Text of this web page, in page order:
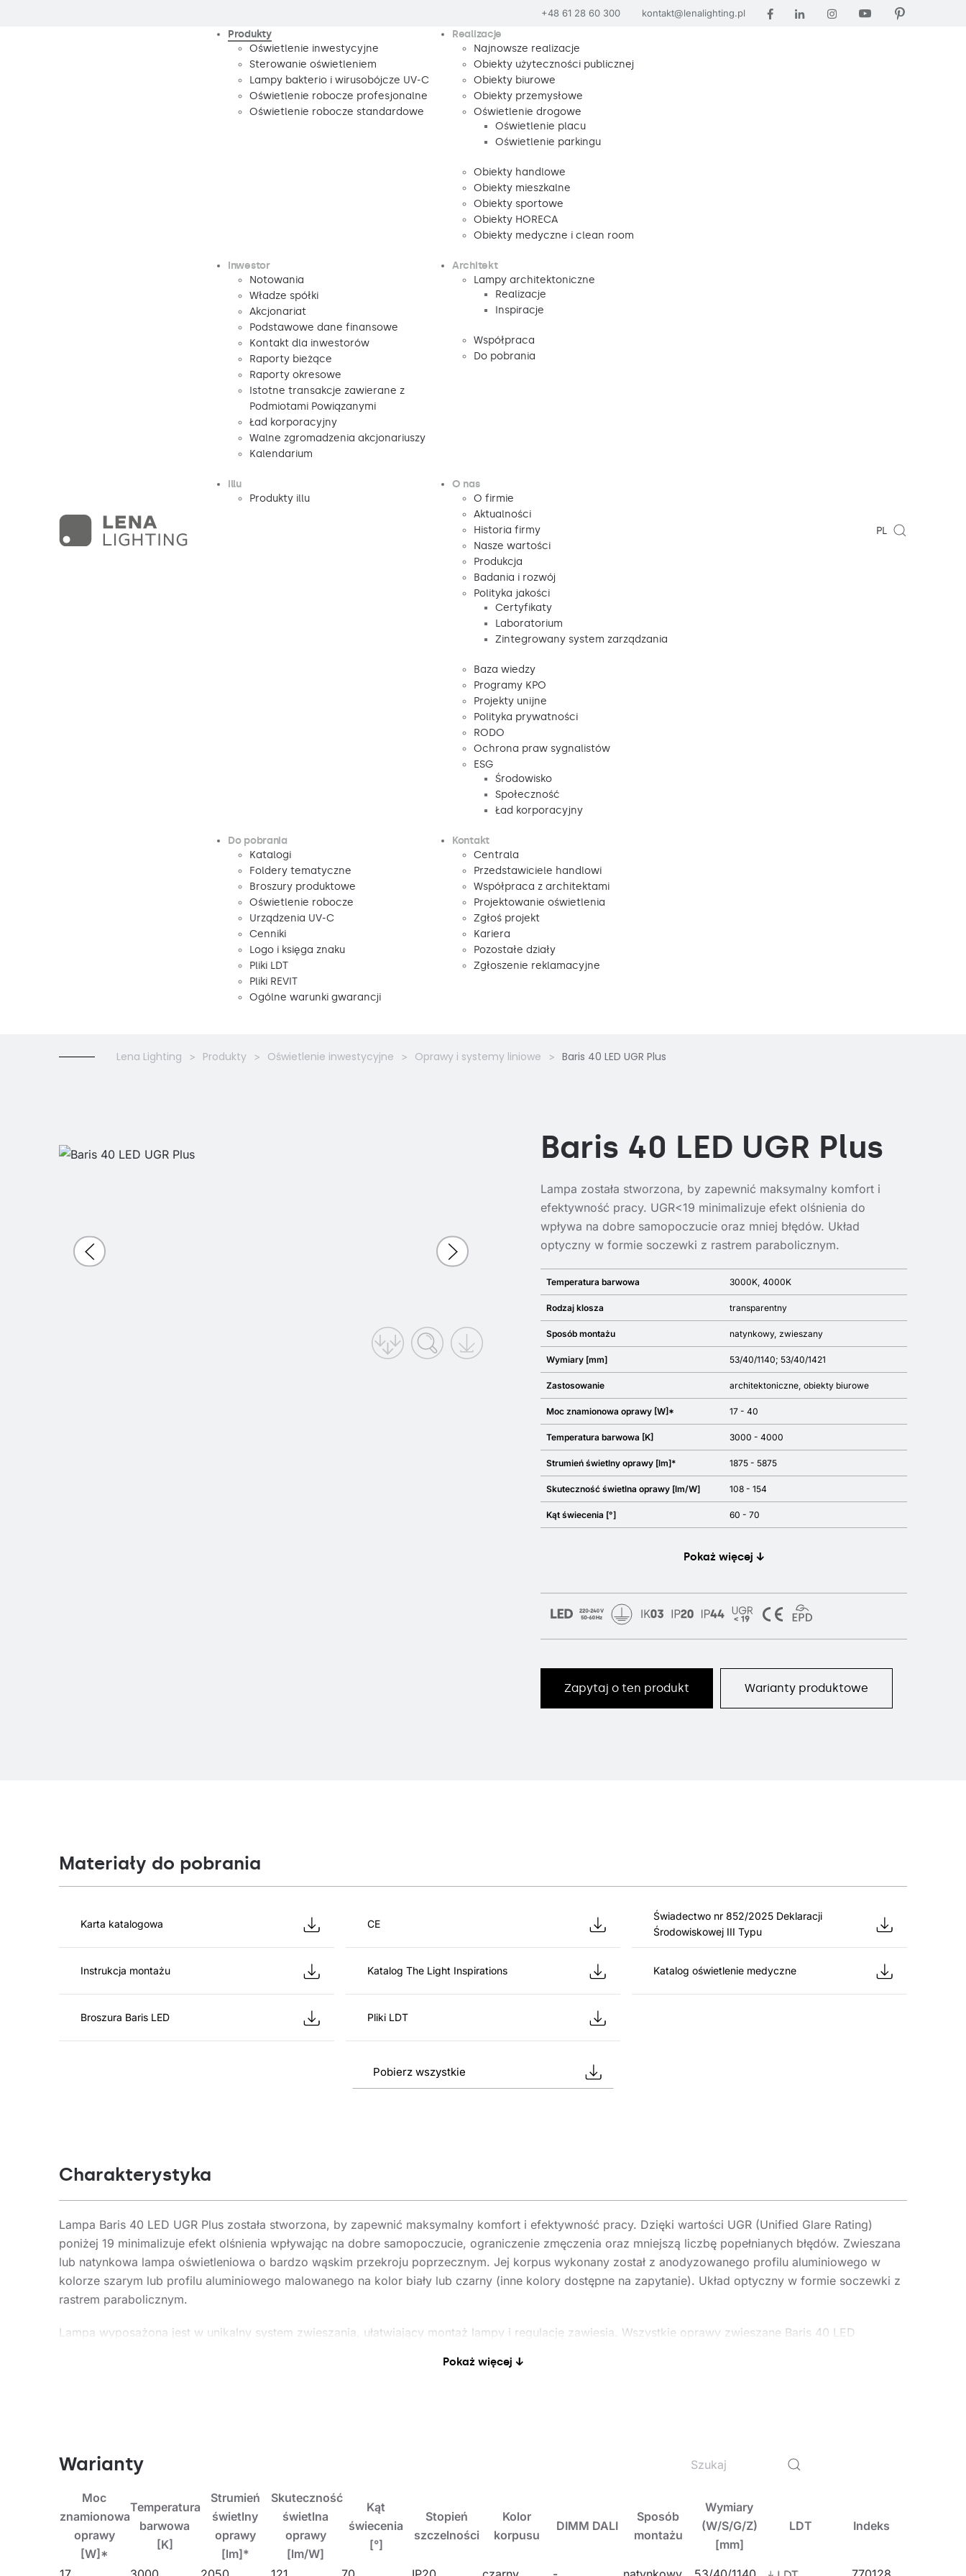
+48 61 28 60 300 kontakt@lenalighting.pl
Produkty
Oświetlenie inwestycyjne
Sterowanie oświetleniem
Lampy bakterio i wirusobójcze UV-C
Oświetlenie robocze profesjonalne
Oświetlenie robocze standardowe
Realizacje
Najnowsze realizacje
Obiekty użyteczności publicznej
Obiekty biurowe
Obiekty przemysłowe
Oświetlenie drogowe
Oświetlenie placu
Oświetlenie parkingu
Obiekty handlowe
Obiekty mieszkalne
Obiekty sportowe
Obiekty HORECA
Obiekty medyczne i clean room
Inwestor
Notowania
Władze spółki
Akcjonariat
Podstawowe dane finansowe
Kontakt dla inwestorów
Raporty bieżące
Raporty okresowe
Istotne transakcje zawierane z
Podmiotami Powiązanymi
Ład korporacyjny
Walne zgromadzenia akcjonariuszy
Kalendarium
Architekt
Lampy architektoniczne
Realizacje
Inspiracje
Współpraca
Do pobrania
illu
Produkty illu
O nas
O firmie
Aktualności
Historia firmy
Nasze wartości
Produkcja
Badania i rozwój
Polityka jakości
Certyfikaty
Laboratorium
Zintegrowany system zarządzania
Baza wiedzy
Programy KPO
Projekty unijne
Polityka prywatności
RODO
Ochrona praw sygnalistów
ESG
Środowisko
Społeczność
Ład korporacyjny
Do pobrania
Katalogi
Foldery tematyczne
Broszury produktowe
Oświetlenie robocze
Urządzenia UV-C
Cenniki
Logo i księga znaku
Pliki LDT
Pliki REVIT
Ogólne warunki gwarancji
Kontakt
Centrala
Przedstawiciele handlowi
Współpraca z architektami
Projektowanie oświetlenia
Zgłoś projekt
Kariera
Pozostałe działy
Zgłoszenie reklamacyjne
PL
Lena Lighting Produkty Oświetlenie inwestycyjne Oprawy i systemy liniowe Baris 40 LED UGR Plus
Baris 40 LED UGR Plus
Lampa została stworzona, by zapewnić maksymalny komfort i
efektywność pracy. UGR<19 minimalizuje efekt olśnienia do
wpływa na dobre samopoczucie oraz mniej błędów. Układ
optyczny w formie soczewki z rastrem parabolicznym.
Temperatura barwowa 3000K 4000K
Rodzaj klosza transparentny
Sposób montażu natynkowy zwieszany
Wymiary [mm] 53/40/1140; 53/40/1421
Zastosowanie architektoniczne obiekty biurowe
Moc znamionowa oprawy [W]* 17 - 40
Temperatura barwowa [K] 3000 - 4000
Strumień świetlny oprawy [lm]* 1875 - 5875
Skuteczność świetlna oprawy [lm/W] 108 - 154
Kąt świecenia [°] 60 - 70
Pokaż więcej ↓
Zapytaj o ten produkt Warianty produktowe
Materiały do pobrania
Karta katalogowa CE
Świadectwo nr 852/2025 Deklaracji
Środowiskowej III Typu
Instrukcja montażu Katalog The Light Inspirations Katalog oświetlenie medyczne
Broszura Baris LED Pliki LDT
Pobierz wszystkie
Charakterystyka
Lampa Baris 40 LED UGR Plus została stworzona, by zapewnić maksymalny komfort i efektywność pracy. Dzięki wartości UGR (Unified Glare Rating)
poniżej 19 minimalizuje efekt olśnienia wpływając na dobre samopoczucie, ograniczenie zmęczenia oraz mniejszą liczbę popełnianych błędów. Zwieszana
lub natynkowa lampa oświetleniowa o bardzo wąskim przekroju poprzecznym. Jej korpus wykonany został z anodyzowanego profilu aluminiowego w
kolorze szarym lub profilu aluminiowego malowanego na kolor biały lub czarny (inne kolory dostępne na zapytanie). Układ optyczny w formie soczewki z
rastrem parabolicznym.
Lampa wyposażona jest w unikalny system zwieszania, ułatwiający montaż lampy i regulację zawiesia. Wszystkie oprawy zwieszane Baris 40 LED
wzroku. Unikalne wzornictwo, energooszczędne moduły LED oraz możliwość współpracy z zewnętrznymi systemami sterowania oświetleniem w
standardzie DALI dedykują lampę do zastosowania w nowoczesnych biurowcach klasy A+, ze szczególnym uwzględnieniem pomieszczeń
reprezentacyjnych.
Pokaż więcej ↓
Warianty
Moc
znamionowa
oprawy
[W]*
Temperatura
barwowa
[K]
Strumień
świetlny
oprawy
[lm]*
Skuteczność
świetlna
oprawy
[lm/W]
Kąt
świecenia
[°]
Stopień
szczelności
Kolor
korpusu
DIMM DALI
Sposób
montażu
Wymiary
(W/S/G/Z)
[mm]
LDT Indeks